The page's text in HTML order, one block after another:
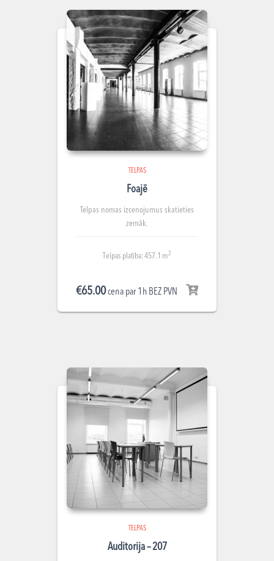
TELPAS
Foajē
Telpas nomas izcenojumus skatieties
zemāk.
Telpas platība: 457.1 m2
€65.00cena par 1h BEZ PVN
TELPAS
Auditorija – 207